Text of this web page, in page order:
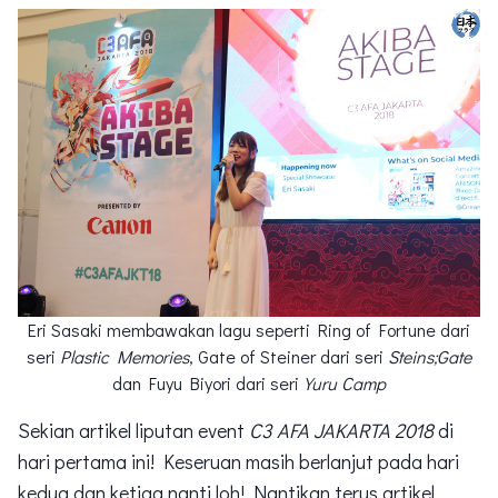
Eri Sasaki membawakan lagu seperti Ring of Fortune dari
seri Plastic Memories, Gate of Steiner dari seri Steins;Gate
dan Fuyu Biyori dari seri Yuru Camp
Sekian artikel liputan event C3 AFA JAKARTA 2018di
hari pertama ini! Keseruan masih berlanjut pada hari